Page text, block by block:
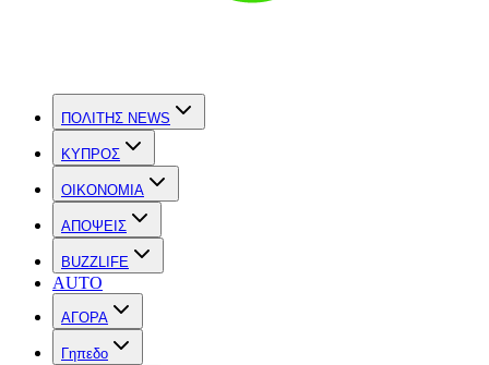
ΠΟΛΙΤΗΣ NEWS
ΚΥΠΡΟΣ
OIKONOMIA
ΑΠΟΨΕΙΣ
BUZZLIFE
AUTO
ΑΓΟΡΑ
Γηπεδο